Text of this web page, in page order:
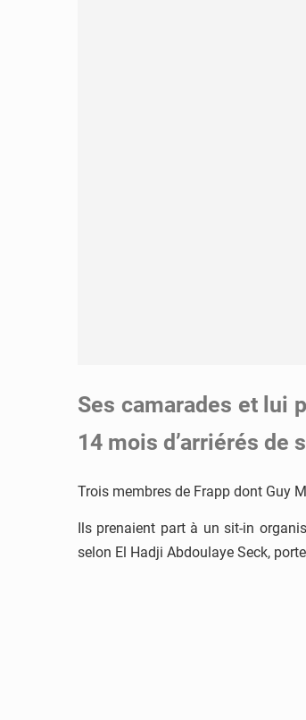
Ses camarades et lui
14 mois d’arriérés de
Trois membres de Frapp dont Guy
Ils prenaient part à un sit-in
selon El Hadji Abdoulaye Seck,